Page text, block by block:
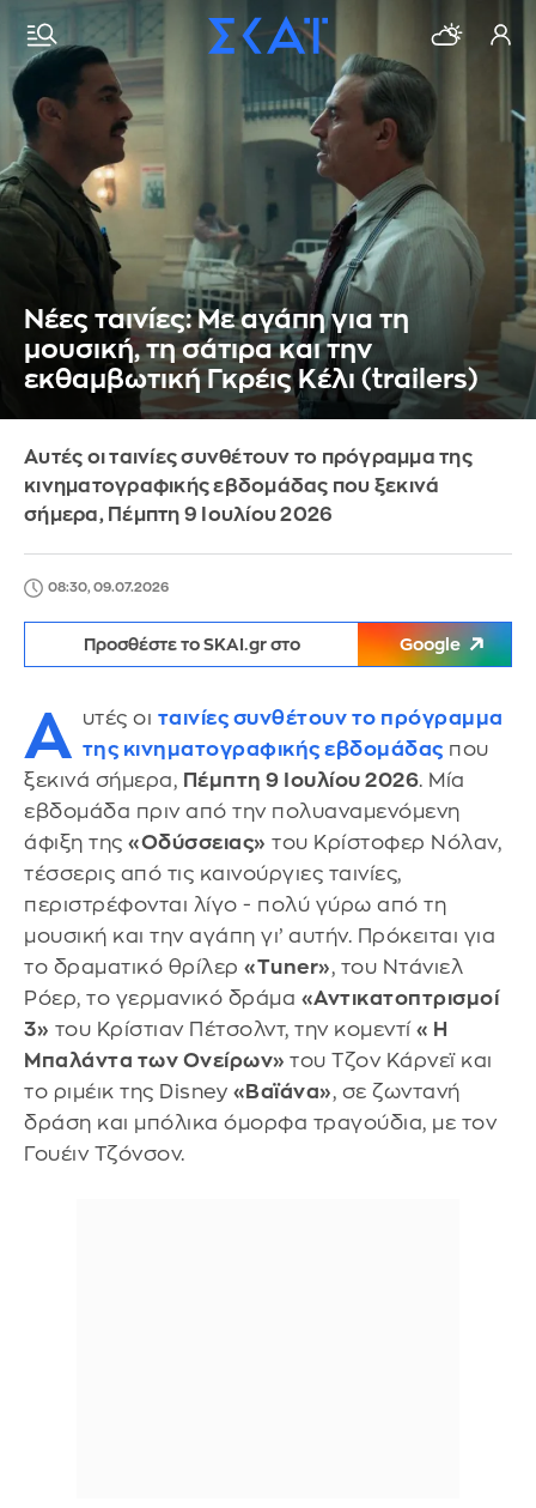
Νέες ταινίες: Με αγάπη για τη
μουσική, τη σάτιρα και την
εκθαμβωτική Γκρέις Κέλι (trailers)
Αυτές οι ταινίες συνθέτουν το πρόγραμμα της
κινηματογραφικής εβδομάδας που ξεκινά
σήμερα, Πέμπτη 9 Ιουλίου 2026
08:30, 09.07.2026
Προσθέστε το SKAI.gr στο Google
Α υτές οι ταινίες συνθέτουν το πρόγραμμα
της κινηματογραφικής εβδομάδας που
ξεκινά σήμερα, Πέμπτη 9 Ιουλίου 2026. Μία
εβδομάδα πριν από την πολυαναμενόμενη
άφιξη της «Οδύσσειας» του Κρίστοφερ Νόλαν,
τέσσερις από τις καινούργιες ταινίες,
περιστρέφονται λίγο - πολύ γύρω από τη
μουσική και την αγάπη γι’ αυτήν. Πρόκειται για
το δραματικό θρίλερ «Tuner», του Ντάνιελ
Ρόερ, το γερμανικό δράμα «Αντικατοπτρισμοί
3» του Κρίστιαν Πέτσολντ, την κομεντί «Η
Μπαλάντα των Ονείρων» του Τζον Κάρνεϊ και
το ριμέικ της Disney «Βαϊάνα», σε ζωντανή
δράση και μπόλικα όμορφα τραγούδια, με τον
Γουέιν Τζόνσον.